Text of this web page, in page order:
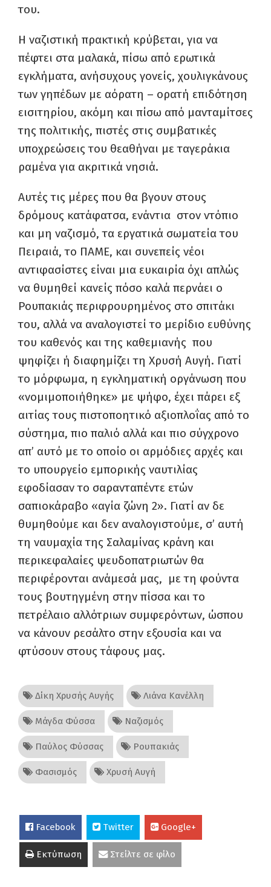
του.
Η ναζιστική πρακτική κρύβεται, για να
πέφτει στα μαλακά, πίσω από ερωτικά
εγκλήματα, ανήσυχους γονείς, χουλιγκάνους
των γηπέδων με αόρατη – ορατή επιδότηση
εισιτηρίου, ακόμη και πίσω από μανταμίτσες
της πολιτικής, πιστές στις συμβατικές
υποχρεώσεις του θεαθήναι με ταγεράκια
ραμένα για ακριτικά νησιά.
Αυτές τις μέρες που θα βγουν στους
δρόμους κατάφατσα, ενάντια στον ντόπιο
και μη ναζισμό, τα εργατικά σωματεία του
Πειραιά, το ΠΑΜΕ, και συνεπείς νέοι
αντιφασίστες είναι μια ευκαιρία όχι απλώς
να θυμηθεί κανείς πόσο καλά περνάει ο
Ρουπακιάς περιφρουρημένος στο σπιτάκι
του, αλλά να αναλογιστεί το μερίδιο ευθύνης
του καθενός και της καθεμιανής που
ψηφίζει ή διαφημίζει τη Χρυσή Αυγή. Γιατί
το μόρφωμα, η εγκληματική οργάνωση που
«νομιμοποιήθηκε» με ψήφο, έχει πάρει εξ
αιτίας τους πιστοποητικό αξιοπλοΐας από το
σύστημα, πιο παλιό αλλά και πιο σύγχρονο
απ’ αυτό με το οποίο οι αρμόδιες αρχές και
το υπουργείο εμπορικής ναυτιλίας
εφοδίασαν το σαρανταπέντε ετών
σαπιοκάραβο «αγία ζώνη 2». Γιατί αν δε
θυμηθούμε και δεν αναλογιστούμε, σ’ αυτή
τη ναυμαχία της Σαλαμίνας κράνη και
περικεφαλαίες ψευδοπατριωτών θα
περιφέρονται ανάμεσά μας, με τη φούντα
τους βουτηγμένη στην πίσσα και το
πετρέλαιο αλλότριων συμφερόντων, ώσπου
να κάνουν ρεσάλτο στην εξουσία και να
φτύσουν στους τάφους μας.
Δίκη Χρυσής Αυγής Λιάνα Κανέλλη
Μάγδα Φύσσα Ναζισμός
Παύλος Φύσσας Ρουπακιάς
Φασισμός Χρυσή Αυγή
Facebook Twitter Google+
Εκτύπωση Στείλτε σε φίλο